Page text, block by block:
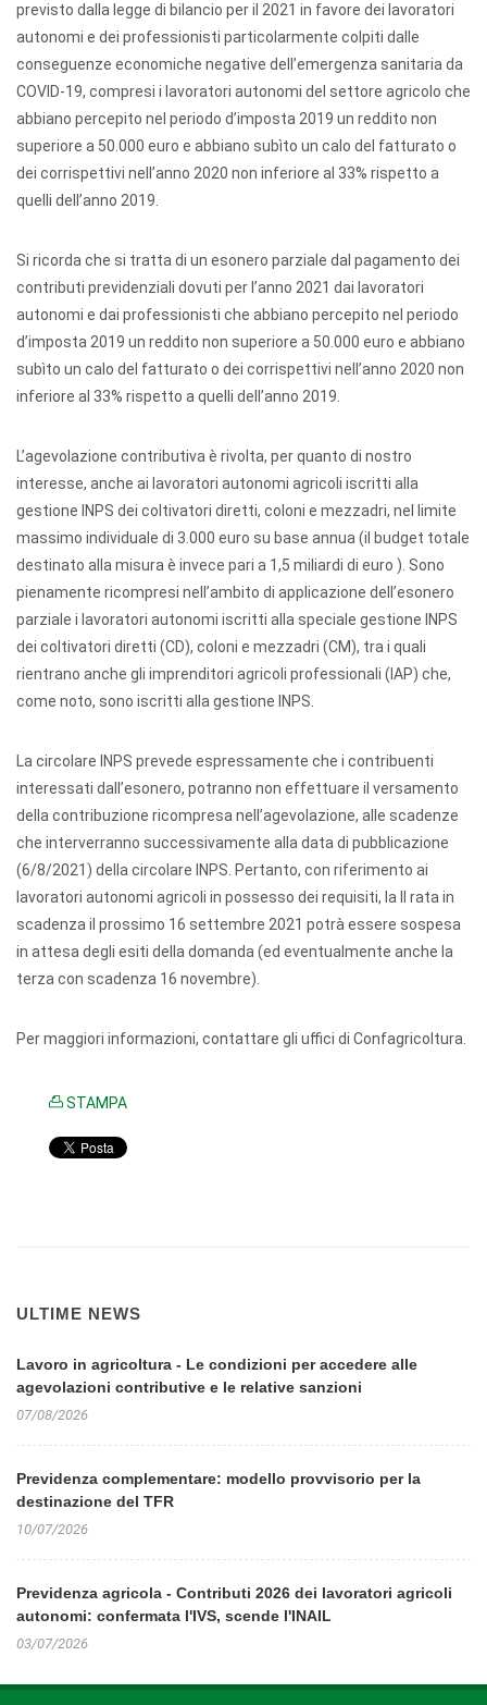
previsto dalla legge di bilancio per il 2021 in favore dei lavoratori
autonomi e dei professionisti particolarmente colpiti dalle
conseguenze economiche negative dell’emergenza sanitaria da
COVID-19, compresi i lavoratori autonomi del settore agricolo che
abbiano percepito nel periodo d’imposta 2019 un reddito non
superiore a 50.000 euro e abbiano subìto un calo del fatturato o
dei corrispettivi nell’anno 2020 non inferiore al 33% rispetto a
quelli dell’anno 2019.
Si ricorda che si tratta di un esonero parziale dal pagamento dei
contributi previdenziali dovuti per l’anno 2021 dai lavoratori
autonomi e dai professionisti che abbiano percepito nel periodo
d’imposta 2019 un reddito non superiore a 50.000 euro e abbiano
subìto un calo del fatturato o dei corrispettivi nell’anno 2020 non
inferiore al 33% rispetto a quelli dell’anno 2019.
L’agevolazione contributiva è rivolta, per quanto di nostro
interesse, anche ai lavoratori autonomi agricoli iscritti alla
gestione INPS dei coltivatori diretti, coloni e mezzadri, nel limite
massimo individuale di 3.000 euro su base annua (il budget totale
destinato alla misura è invece pari a 1,5 miliardi di euro ). Sono
pienamente ricompresi nell’ambito di applicazione dell’esonero
parziale i lavoratori autonomi iscritti alla speciale gestione INPS
dei coltivatori diretti (CD), coloni e mezzadri (CM), tra i quali
rientrano anche gli imprenditori agricoli professionali (IAP) che,
come noto, sono iscritti alla gestione INPS.
La circolare INPS prevede espressamente che i contribuenti
interessati dall’esonero, potranno non effettuare il versamento
della contribuzione ricompresa nell’agevolazione, alle scadenze
che interverranno successivamente alla data di pubblicazione
(6/8/2021) della circolare INPS. Pertanto, con riferimento ai
lavoratori autonomi agricoli in possesso dei requisiti, la II rata in
scadenza il prossimo 16 settembre 2021 potrà essere sospesa
in attesa degli esiti della domanda (ed eventualmente anche la
terza con scadenza 16 novembre).
Per maggiori informazioni, contattare gli uffici di Confagricoltura.
STAMPA
ULTIME NEWS
Lavoro in agricoltura - Le condizioni per accedere alle
agevolazioni contributive e le relative sanzioni
07/08/2026
Previdenza complementare: modello provvisorio per la
destinazione del TFR
10/07/2026
Previdenza agricola - Contributi 2026 dei lavoratori agricoli
autonomi: confermata l'IVS, scende l'INAIL
03/07/2026